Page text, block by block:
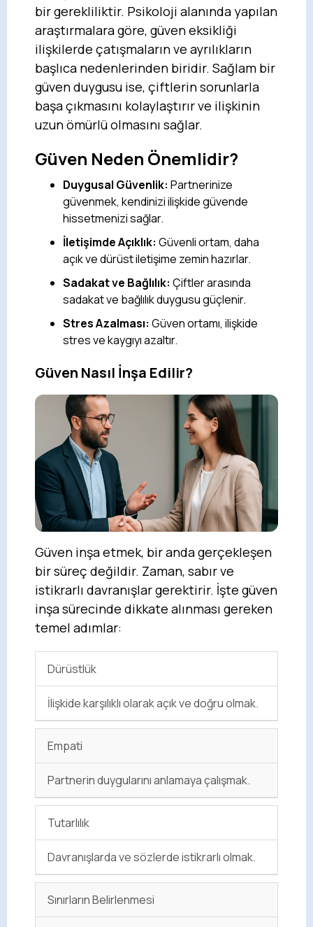
bir gerekliliktir. Psikoloji alanında yapılan
araştırmalara göre, güven eksikliği
ilişkilerde çatışmaların ve ayrılıkların
başlıca nedenlerinden biridir. Sağlam bir
güven duygusu ise, çiftlerin sorunlarla
başa çıkmasını kolaylaştırır ve ilişkinin
uzun ömürlü olmasını sağlar.
Güven Neden Önemlidir?
Duygusal Güvenlik: Partnerinize
güvenmek, kendinizi ilişkide güvende
hissetmenizi sağlar.
İletişimde Açıklık: Güvenli ortam, daha
açık ve dürüst iletişime zemin hazırlar.
Sadakat ve Bağlılık: Çiftler arasında
sadakat ve bağlılık duygusu güçlenir.
Stres Azalması: Güven ortamı, ilişkide
stres ve kaygıyı azaltır.
Güven Nasıl İnşa Edilir?
Güven inşa etmek, bir anda gerçekleşen
bir süreç değildir. Zaman, sabır ve
istikrarlı davranışlar gerektirir. İşte güven
inşa sürecinde dikkate alınması gereken
temel adımlar:
Dürüstlük
İlişkide karşılıklı olarak açık ve doğru olmak.
Empati
Partnerin duygularını anlamaya çalışmak.
Tutarlılık
Davranışlarda ve sözlerde istikrarlı olmak.
Sınırların Belirlenmesi